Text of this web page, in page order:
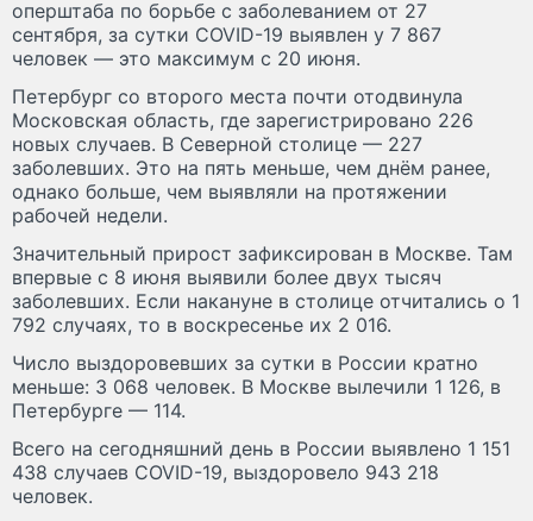
оперштаба по борьбе с заболеванием от 27
сентября, за сутки COVID-19 выявлен у 7 867
человек — это максимум с 20 июня.
Петербург со второго места почти отодвинула
Московская область, где зарегистрировано 226
новых случаев. В Северной столице — 227
заболевших. Это на пять меньше, чем днём ранее,
однако больше, чем выявляли на протяжении
рабочей недели.
Значительный прирост зафиксирован в Москве. Там
впервые с 8 июня выявили более двух тысяч
заболевших. Если накануне в столице отчитались о 1
792 случаях, то в воскресенье их 2 016.
Число выздоровевших за сутки в России кратно
меньше: 3 068 человек. В Москве вылечили 1 126, в
Петербурге — 114.
Всего на сегодняшний день в России выявлено 1 151
438 случаев COVID-19, выздоровело 943 218
человек.